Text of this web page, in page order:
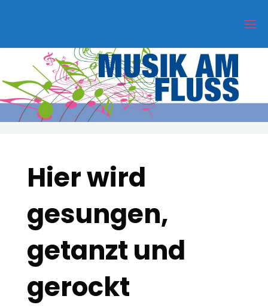
Hier wird
gesungen,
getanzt und
gerockt